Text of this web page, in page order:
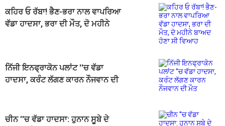
ਕਹਿਰ ਓ ਰੱਬਾ! ਭੈਣ-ਭਰਾ ਨਾਲ ਵਾਪਰਿਆ
ਵੱਡਾ ਹਾਦਸਾ, ਭਰਾ ਦੀ ਮੌਤ, ਦੋ ਮਹੀਨੇ
ਨਿੱਜੀ ਇਨਫ੍ਰਾਕੋਨ ਪਲਾਂਟ ''ਚ ਵੱਡਾ
ਹਾਦਸਾ, ਕਰੰਟ ਲੱਗਣ ਕਾਰਨ ਨੌਜਵਾਨ ਦੀ
ਚੀਨ ''ਚ ਵੱਡਾ ਹਾਦਸਾ: ਹੁਨਾਨ ਸੂਬੇ ਦੇ